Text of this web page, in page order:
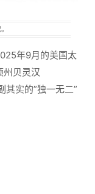
年9月的美国太
州贝灵汉
其实的”独一无二”